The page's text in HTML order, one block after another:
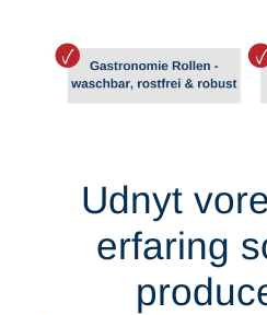
Udnyt
erfaring